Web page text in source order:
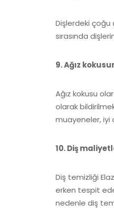
Dişlerdeki çoğu
sırasında
9. Ağız
Ağız kokusu
olarak
muayeneler, iyi
10. Diş
Diş temizliği
erken tespit
nedenle diş